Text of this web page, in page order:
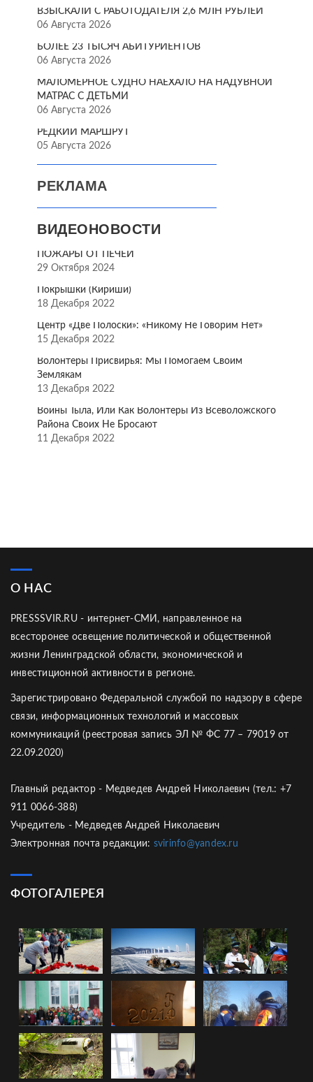
ВЗЫСКАЛИ С РАБОТОДАТЕЛЯ 2,6 МЛН РУБЛЕЙ
06 Августа 2026
БОЛЕЕ 23 ТЫСЯЧ АБИТУРИЕНТОВ
06 Августа 2026
МАЛОМЕРНОЕ СУДНО НАЕХАЛО НА НАДУВНОЙ
МАТРАС С ДЕТЬМИ
06 Августа 2026
РЕДКИЙ МАРШРУТ
05 Августа 2026
РЕКЛАМА
ВИДЕОНОВОСТИ
ПОЖАРЫ ОТ ПЕЧЕЙ
29 Октября 2024
Покрышки (Кириши)
18 Декабря 2022
Центр «Две Полоски»: «Никому Не Говорим Нет»
15 Декабря 2022
Волонтёры Присвирья: Мы Помогаем Своим
Землякам
13 Декабря 2022
Воины Тыла, Или Как Волонтёры Из Всеволожского
Района Своих Не Бросают
11 Декабря 2022
О НАС
PRESSSVIR.RU - интернет-СМИ, направленное на
всесторонее освещение политической и общественной
жизни Ленинградской области, экономической и
инвестиционной активности в регионе.
Зарегистрировано Федеральной службой по надзору в сфере
связи, информационных технологий и массовых
коммуникаций (реестровая запись ЭЛ № ФС 77 – 79019 от
22.09.2020)
Главный редактор - Медведев Андрей Николаевич (тел.: +7
911 0066-388)
Учредитель - Медведев Андрей Николаевич
Электронная почта редакции: svirinfo@yandex.ru
ФОТОГАЛЕРЕЯ